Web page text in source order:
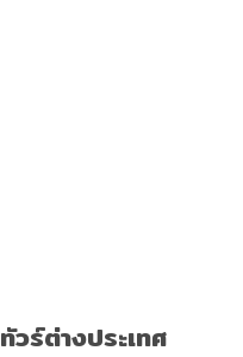
ทัวร์ต่างประเทศ